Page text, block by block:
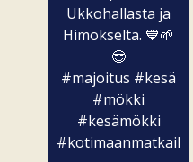
Ukkohallasta ja
Himokselta. 💙🌱
😎
#majoitus #kesä
#mökki
#kesämökki
#kotimaanmatkailu